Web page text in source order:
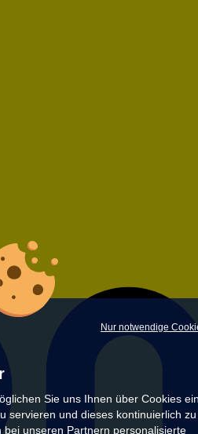
Nur notwendige
Sie uns Ihnen über Cookies
servieren und dieses kontinuierlich zu
unseren Partnern personalisierte